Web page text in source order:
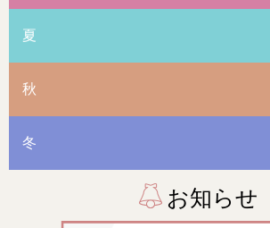
夏
秋
冬
お知らせ